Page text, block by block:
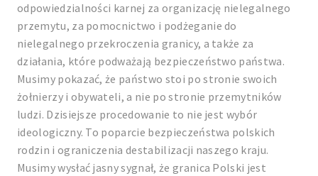
odpowiedzialności karnej za organizację nielegalnego
przemytu, za pomocnictwo i podżeganie do
nielegalnego przekroczenia granicy, a także za
działania, które podważają bezpieczeństwo państwa.
Musimy pokazać, że państwo stoi po stronie swoich
żołnierzy i obywateli, a nie po stronie przemytników
ludzi. Dzisiejsze procedowanie to nie jest wybór
ideologiczny. To poparcie bezpieczeństwa polskich
rodzin i ograniczenia destabilizacji naszego kraju.
Musimy wysłać jasny sygnał, że granica Polski jest